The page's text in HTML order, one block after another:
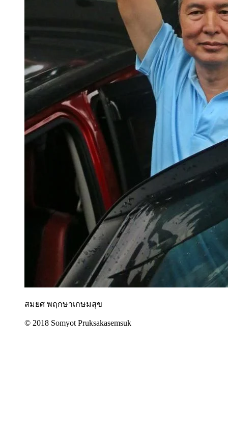
สมยศ พฤกษาเกษมสุข
© 2018 Somyot Pruksakasemsuk